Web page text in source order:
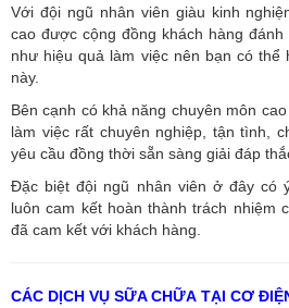
Với đội ngũ nhân viên giàu kinh
cao được cộng đồng khách hàng
như hiệu quả làm việc nên bạn có thể
này.
Bên cạnh có khả năng chuyên môn
làm việc rất chuyên nghiệp, tận tình,
yêu cầu đồng thời sẵn sàng giải đáp
Đặc biệt đội ngũ nhân viên ở đây có
luôn cam kết hoàn thành trách nhiệm
đã cam kết với khách hàng.
CÁC DỊCH VỤ SỮA CHỮA TẠI CƠ